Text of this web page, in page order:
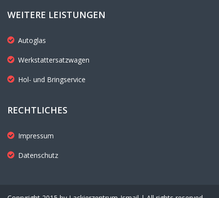
WEITERE LEISTUNGEN
Autoglas
Werkstattersatzwagen
Hol- und Bringservice
RECHTLICHES
Impressum
Datenschutz